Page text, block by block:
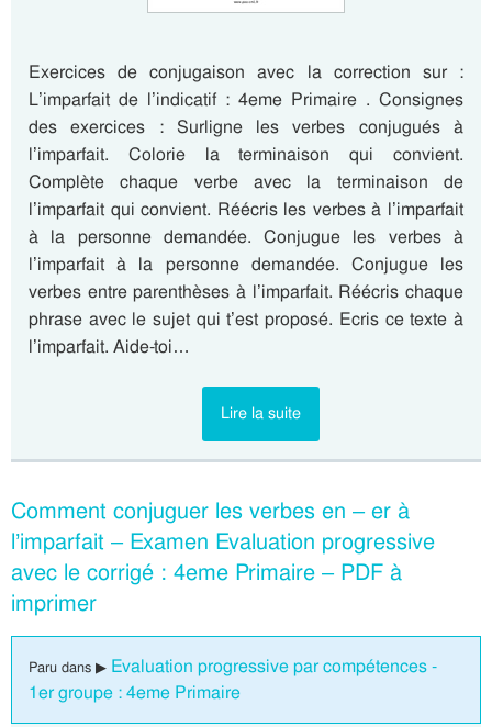
Exercices de conjugaison avec la correction sur :
L’imparfait de l’indicatif : 4eme Primaire . Consignes
des exercices : Surligne les verbes conjugués à
l’imparfait. Colorie la terminaison qui convient.
Complète chaque verbe avec la terminaison de
l’imparfait qui convient. Réécris les verbes à l’imparfait
à la personne demandée. Conjugue les verbes à
l’imparfait à la personne demandée. Conjugue les
verbes entre parenthèses à l’imparfait. Réécris chaque
phrase avec le sujet qui t’est proposé. Ecris ce texte à
l’imparfait. Aide-toi…
Lire la suite
Comment conjuguer les verbes en – er à
l’imparfait – Examen Evaluation progressive
avec le corrigé : 4eme Primaire – PDF à
imprimer
Paru dans ▶ Evaluation progressive par compétences -
1er groupe : 4eme Primaire